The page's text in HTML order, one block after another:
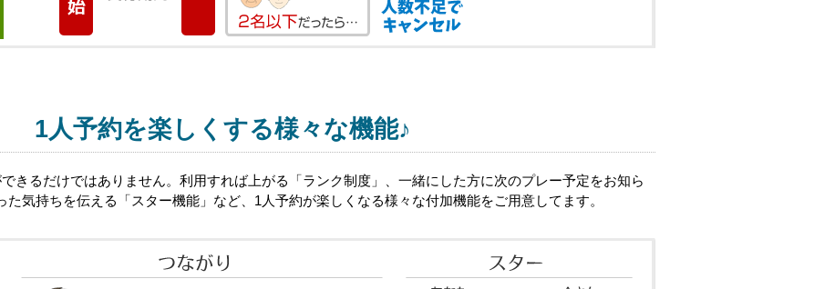
1人予約を楽しくする様々な機能♪
きるだけではありません。利用すれば上がる「ランク制度」、一緒にした方に次のプレー予定をお知ら
気持ちを伝える「スター機能」など、1人予約が楽しくなる様々な付加機能をご用意してます。